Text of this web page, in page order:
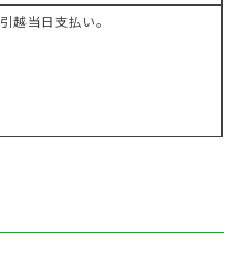
越当日支払い。